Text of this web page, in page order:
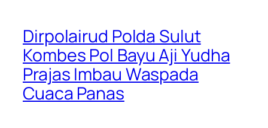
Dirpolairud Polda Sulut
Kombes Pol Bayu Aji Yudha
Prajas Imbau Waspada
Cuaca Panas